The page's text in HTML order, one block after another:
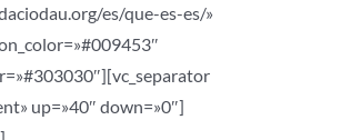
es/que-es-es/»
up=»40″ down=»0″]